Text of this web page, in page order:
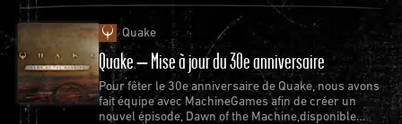
Quake
Quake – Mise à jour du 30e anniversaire
Pour fêter le 30e anniversaire de Quake, nous avons
fait équipe avec MachineGames afin de créer un
nouvel épisode, Dawn of the Machine,disponible